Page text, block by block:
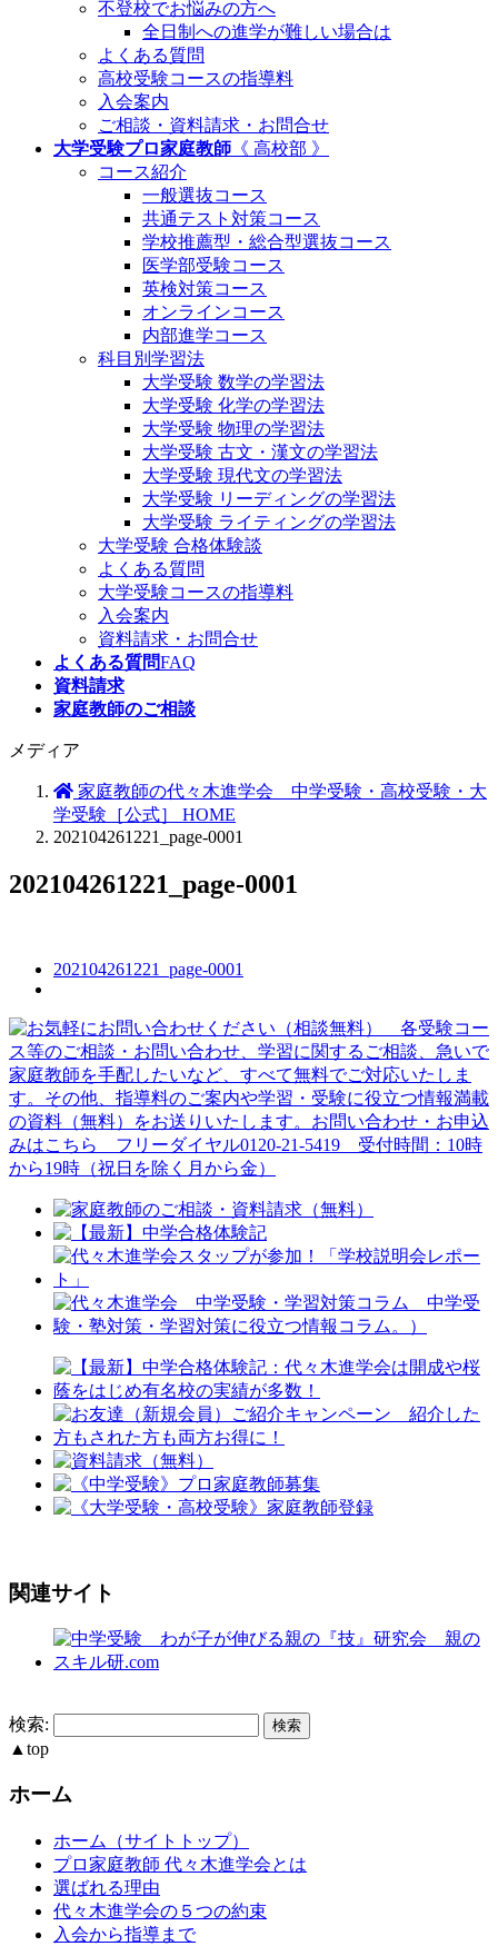
不登校でお悩みの方へ
全日制への進学が難しい場合は
よくある質問
高校受験コースの指導料
入会案内
ご相談・資料請求・お問合せ
大学受験プロ家庭教師 《 高校部 》
コース紹介
一般選抜コース
共通テスト対策コース
学校推薦型・総合型選抜コース
医学部受験コース
英検対策コース
オンラインコース
内部進学コース
科目別学習法
大学受験 数学の学習法
大学受験 化学の学習法
大学受験 物理の学習法
大学受験 古文・漢文の学習法
大学受験 現代文の学習法
大学受験 リーディングの学習法
大学受験 ライティングの学習法
大学受験 合格体験談
よくある質問
大学受験コースの指導料
入会案内
資料請求・お問合せ
よくある質問FAQ
資料請求
家庭教師のご相談
メディア
家庭教師の代々木進学会 中学受験・高校受験・大
学受験［公式］ HOME
202104261221_page-0001
202104261221_page-0001
202104261221_page-0001
関連サイト
検索:
▲ top
ホーム
ホーム（サイトトップ）
プロ家庭教師 代々木進学会とは
選ばれる理由
代々木進学会の５つの約束
入会から指導まで